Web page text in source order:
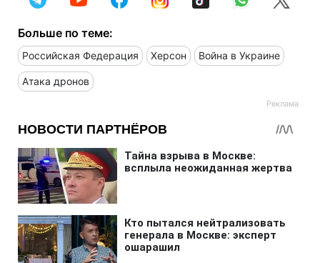
Больше по теме:
Российская Федерация Херсон Война в Украине
Атака дронов